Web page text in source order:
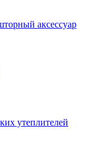
аксессуар
утеплителей